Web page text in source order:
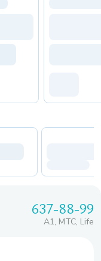
637-88-99
A1, МТС, Life